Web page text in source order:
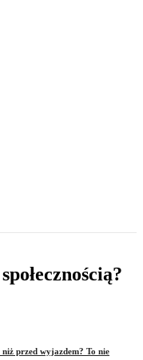
przed wyjazdem? To nie